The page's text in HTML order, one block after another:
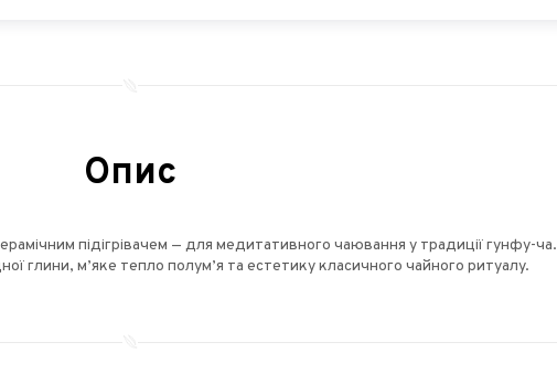
Опис
підігрівачем — для медитативного чаювання у традиції гунфу-ча.
глини, м’яке тепло полум’я та естетику класичного чайного ритуалу.